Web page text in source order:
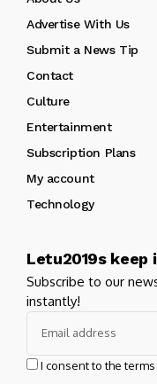
Advertise With Us
Submit a News Tip
Contact
Culture
Entertainment
Subscription Plans
My account
Technology
Letu2019s keep
Subscribe to our
instantly!
I consent to the